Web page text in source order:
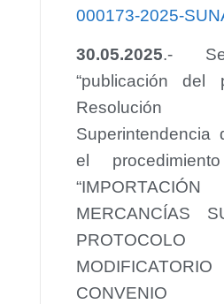
000173-2025-
30.05.2025.- Se
“publicación del
Superintendencia
el
MERCANCÍAS
PROTOCOLO